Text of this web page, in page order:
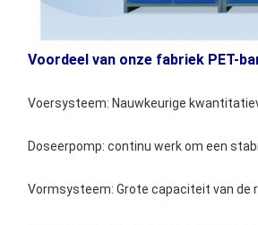
Voordeel van onze fabriek PET-
Voersysteem: Nauwkeurige
Doseerpomp: continu werk om een
Vormsysteem: Grote capaciteit van